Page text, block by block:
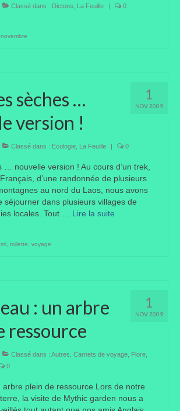
du Devon
plantes
Classé dans : Dictons La Feuille | 0
novembre
1
NOV 2009
sèches …
version !
Classé dans : Ecologie La Feuille | 0
… nouvelle version ! Au cours d’un trek,
d’une randonnée de plusieurs
au nord du Laos, nous avons
séjourner dans plusieurs villages de
locales. Tout … Lire la suite­­
ml toilette voyage
1
NOV 2009
: un arbre
ressource
Classé dans : Autres Carnets de voyage Flore
0
arbre plein de ressource Lors de notre
la visite de Mythic garden nous a